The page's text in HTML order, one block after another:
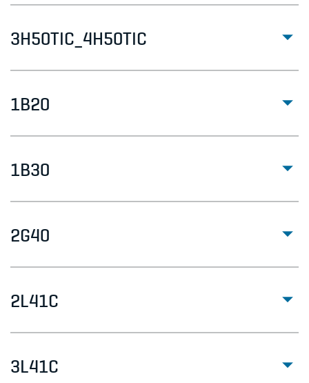
3H50TIC_4H50TIC
1B20
1B30
2G40
2L41C
3L41C